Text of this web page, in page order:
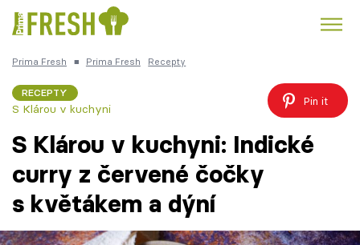
Česká kuchyně
Témata
Prima Fresh ■ Prima Fresh Recepty
RECEPTY
S Klárou v kuchyni
Pin it
S Klárou v kuchyni: Indické
curry z červené čočky
s květákem a dýní